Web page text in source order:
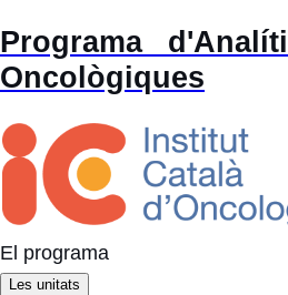
Programa
Oncològiques
El programa
Les unitats